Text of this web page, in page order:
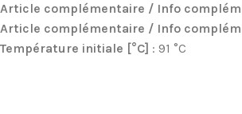
Article complémentaire / Info
Article complémentaire / Info
Température initiale [°C] : 91 °C